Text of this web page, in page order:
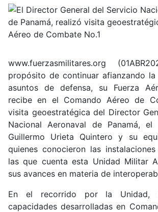
www.fuerzasmilitares.org
propósito de continuar afianzando
asuntos de defensa, su Fuerza
recibe en el Comando Aéreo de
visita geoestratégica del Director
Nacional Aeronaval de Panamá, el
Guillermo Urieta Quintero y su
quienes conocieron las
las que cuenta esta Unidad Militar
sus avances en materia de
En el recorrido por la Unidad,
capacidades desarrolladas en